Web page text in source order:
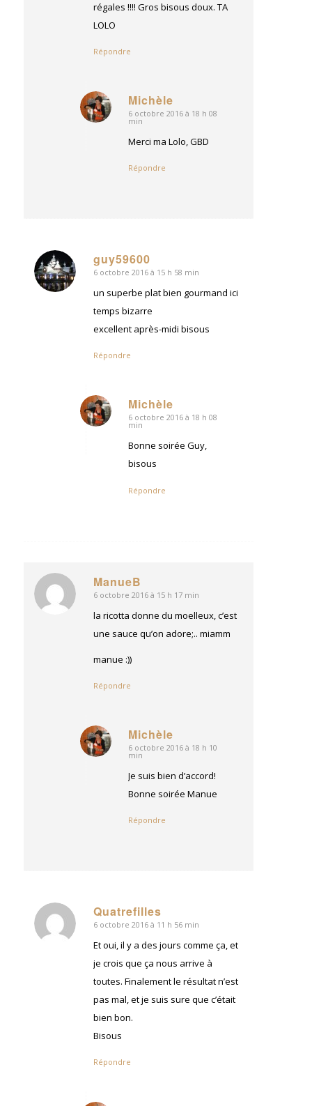
régales !!!! Gros bisous doux. TA
LOLO
Répondre
Michèle
dit
6 octobre 2016 à 18 h 08
min
Merci ma Lolo, GBD
Répondre
guy59600
dit
:
6 octobre 2016 à 15 h 58 min
un superbe plat bien gourmand ici
temps bizarre
excellent après-midi bisous
Répondre
Michèle
dit
6 octobre 2016 à 18 h 08
min
Bonne soirée Guy,
bisous
Répondre
ManueB
dit
:
6 octobre 2016 à 15 h 17 min
la ricotta donne du moelleux, c’est
une sauce qu’on adore;.. miamm
manue :))
Répondre
Michèle
dit
6 octobre 2016 à 18 h 10
min
Je suis bien d’accord!
Bonne soirée Manue
Répondre
Quatrefilles
dit
:
6 octobre 2016 à 11 h 56 min
Et oui, il y a des jours comme ça, et
je crois que ça nous arrive à
toutes. Finalement le résultat n’est
pas mal, et je suis sure que c’était
bien bon.
Bisous
Répondre